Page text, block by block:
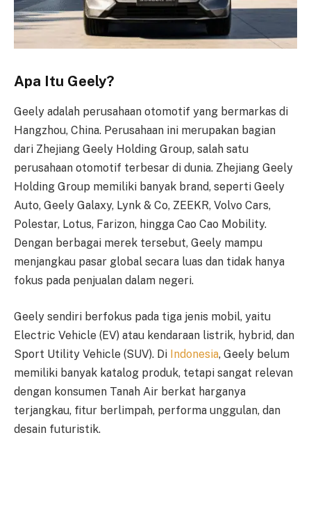
Apa Itu Geely?
Geely adalah perusahaan otomotif yang bermarkas di
Hangzhou, China. Perusahaan ini merupakan bagian
dari Zhejiang Geely Holding Group, salah satu
perusahaan otomotif terbesar di dunia. Zhejiang Geely
Holding Group memiliki banyak brand, seperti Geely
Auto, Geely Galaxy, Lynk & Co, ZEEKR, Volvo Cars,
Polestar, Lotus, Farizon, hingga Cao Cao Mobility.
Dengan berbagai merek tersebut, Geely mampu
menjangkau pasar global secara luas dan tidak hanya
fokus pada penjualan dalam negeri.
Geely sendiri berfokus pada tiga jenis mobil, yaitu
Electric Vehicle (EV) atau kendaraan listrik, hybrid, dan
Sport Utility Vehicle (SUV). Di Indonesia, Geely belum
memiliki banyak katalog produk, tetapi sangat relevan
dengan konsumen Tanah Air berkat harganya
terjangkau, fitur berlimpah, performa unggulan, dan
desain futuristik.